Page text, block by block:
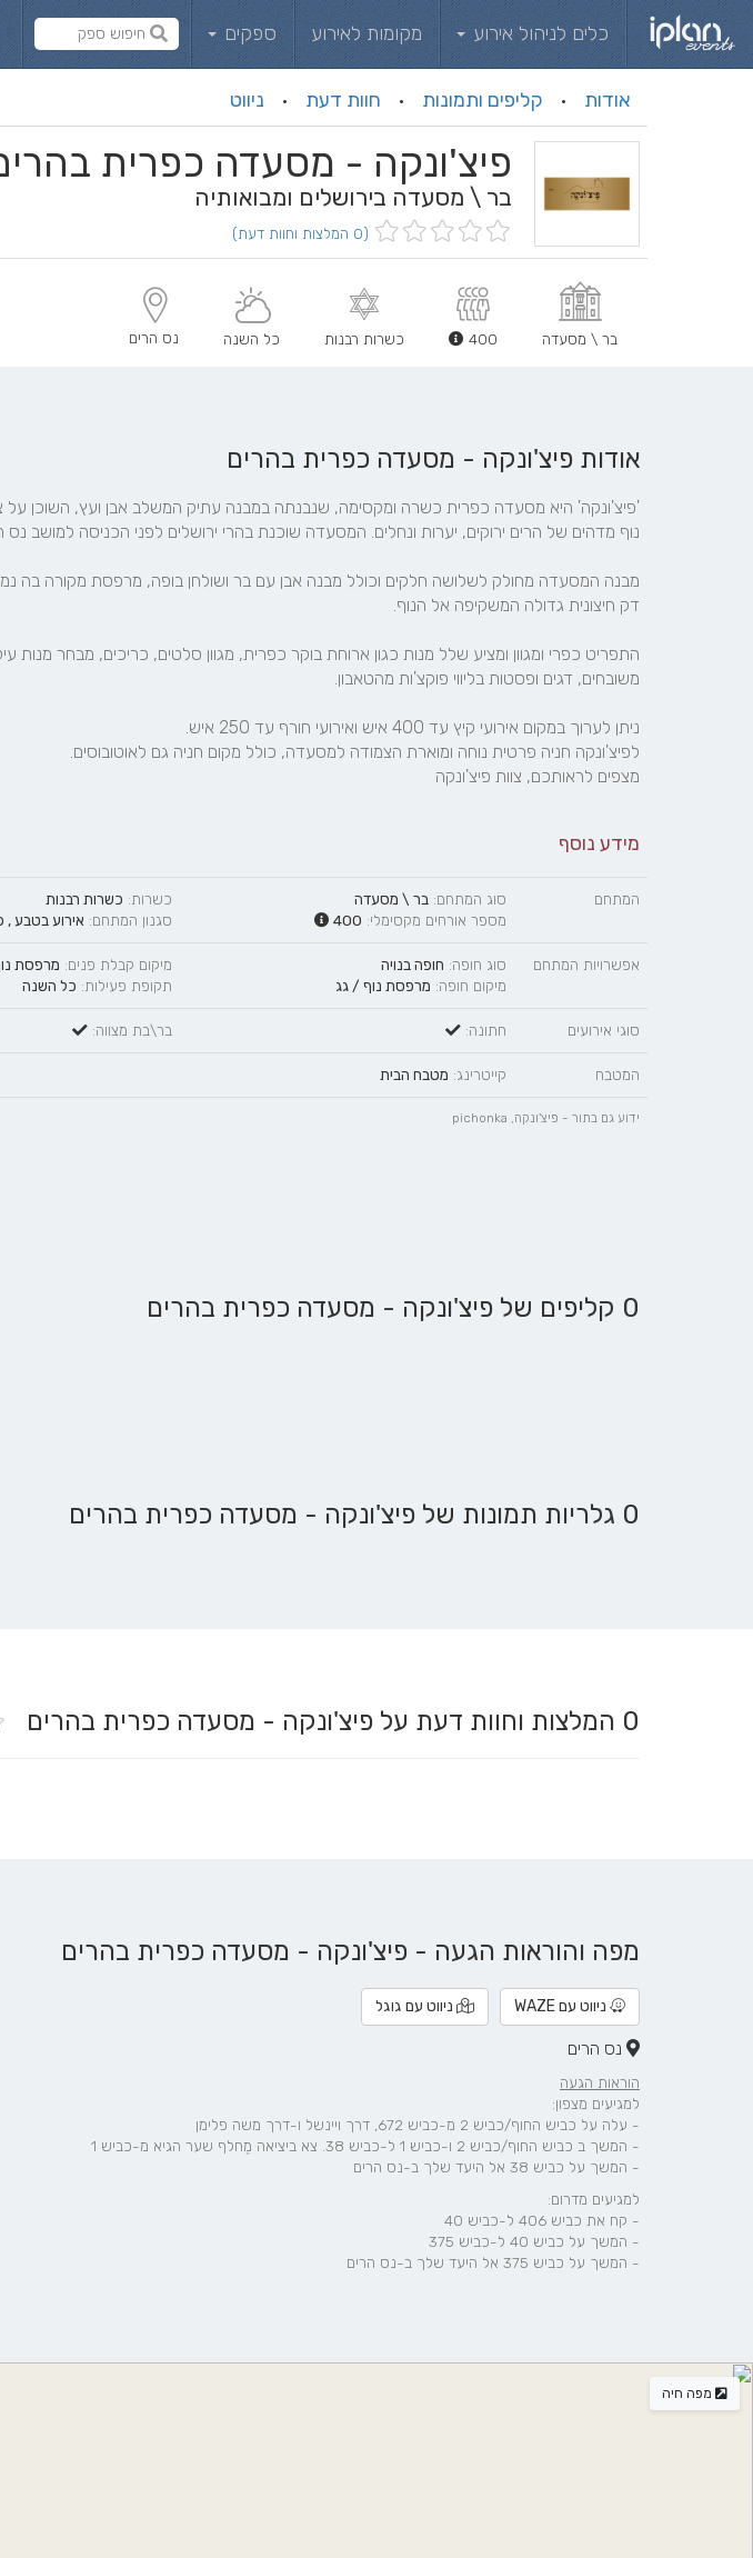
כלים לניהול אירוע מקומות לאירוע ספקים
אודות · קליפים ותמונות · חוות דעת · ניווט
פיצ'ונקה - מסעדה כפרית
בר \ מסעדה בירושלים ומבואותיה
(0 המלצות וחוות דעת)
בר \ מסעדה 400 כשרות רבנות כל השנה נס הרים
אודות פיצ'ונקה - מסעדה כפרית בהרים
מצפים לראותכם, צוות פיצ'ונקה
מידע נוסף
המתחם סוג המתחם: בר \ מסעדה
מספר אורחים מקסימלי: 400
כשרות: כשרות רבנות
סגנון המתחם: אירוע בטבע ,
אפשרויות המתחם סוג חופה: חופה בנויה
מיקום חופה: מרפסת נוף / גג
מיקום קבלת פנים: מרפסת
תקופת פעילות: כל השנה
סוגי אירועים חתונה: בר\בת מצווה:
המטבח קייטרינג: מטבח הבית
ידוע גם בתור - פיצ'ונקה, pichonka
0 קליפים של פיצ'ונקה - מסעדה כפרית בהרים
0 גלריות תמונות של פיצ'ונקה - מסעדה כפרית בהרים
0 המלצות וחוות דעת על פיצ'ונקה - מסעדה כפרית בהרים
מפה והוראות הגעה - פיצ'ונקה - מסעדה כפרית בהרים
ניווט עם WAZE ניווט עם גוגל
נס הרים
הוראות הגעה
למגיעים מצפון:
- עלה על כביש החוף/כביש 2 מ-כביש 672, דרך ויינשל ו-דרך משה פלימן
- המשך ב כביש החוף/כביש 2 ו-כביש 1 ל-כביש 38. צא ביציאה מֶחלף שער הגיא מ-כביש 1
- המשך על כביש 38 אל היעד שלך ב-נס הרים
למגיעים מדרום:
- קח את כביש 406 ל-כביש 40
- המשך על כביש 40 ל-כביש 375
- המשך על כביש 375 אל היעד שלך ב-נס הרים
מפה חיה